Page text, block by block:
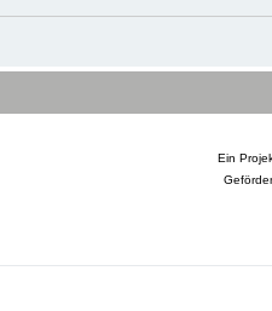
Ein